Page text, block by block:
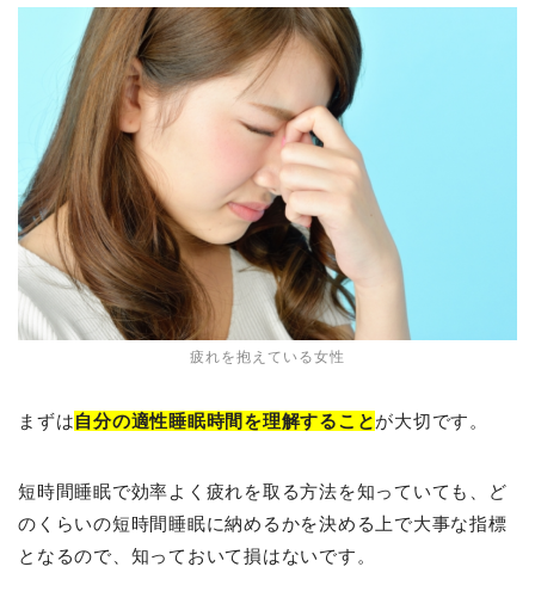
疲れを抱えている女性
まずは自分の適性睡眠時間を理解することが大切です。
短時間睡眠で効率よく疲れを取る方法を知っていても、ど
のくらいの短時間睡眠に納めるかを決める上で大事な指標
となるので、知っておいて損はないです。